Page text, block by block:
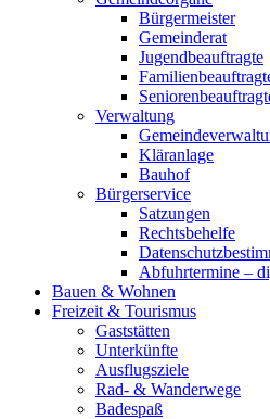
Bürgermeister
Gemeinderat
Jugendbeauftragte
Verwaltung
Kläranlage
Bauhof
Bürgerservice
Satzungen
Rechtsbehelfe
Abfuhrtermine –
Bauen & Wohnen
Freizeit & Tourismus
Gaststätten
Unterkünfte
Ausflugsziele
Rad- & Wanderwege
Badespaß